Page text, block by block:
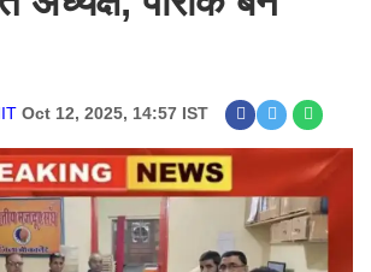
Oct 12, 2025, 14:57 IST